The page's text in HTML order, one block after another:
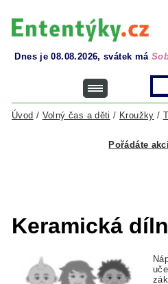
Dnes je 08.08.2026, svátek má
Úvod / Volný čas a děti / Kroužky /
Pořádáte
Keramická